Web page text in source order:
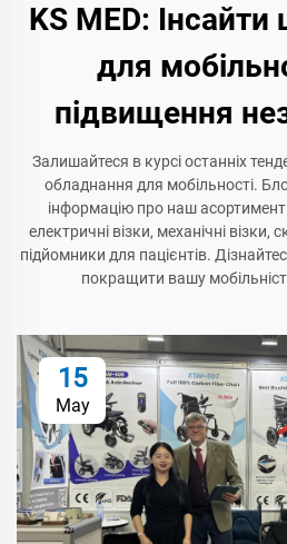
KS MED:
для
підвищення
Залишайтеся в курсі останніх
обладнання для мобільності.
інформацію про наш
електричні візки, механічні візки,
підйомники для пацієнтів.
покращити вашу
15
May